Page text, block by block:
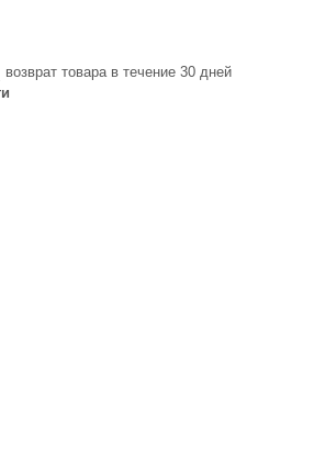
возврат товара в течение 30 дней